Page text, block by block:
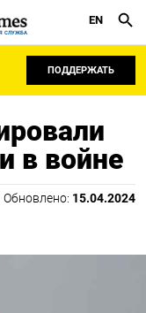
СЛУЖБА
EN
ПОДДЕРЖАТЬ
в войне
Обновлено: 15.04.2024